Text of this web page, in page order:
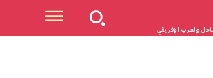
والغرب الإفريقي